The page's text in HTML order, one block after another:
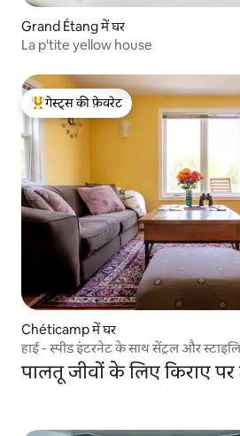
Grand Étang में घर
La p'tite yellow house
गेस्ट्स का टॉप फ़ेवरेट
गेस्ट्स की फ़ेवरेट
Chéticamp में घर
हाई - स्पीड इंटरनेट के साथ सेंट्रल और
पालतू जीवों के लिए किराए